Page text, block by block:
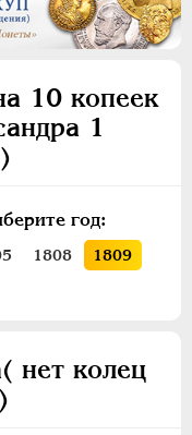
10 копеек
1
год:
1808
1809
нет колец